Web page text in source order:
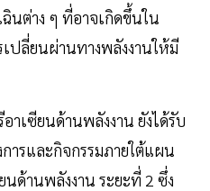
นต่าง ๆ ที่อาจเกิดขึ้นใน
ปลี่ยนผ่านทางพลังงานให้มี
เซียนด้านพลังงาน ยังได้รับ
ารและกิจกรรมภายใต้แผน
ด้านพลังงาน ระยะที่ 2 ซึ่ง